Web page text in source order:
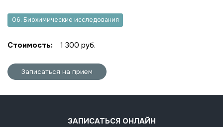
06. Биохимические исследования
Стоимость: 1 300 руб.
Записаться на прием
ЗАПИСАТЬСЯ ОНЛАЙН